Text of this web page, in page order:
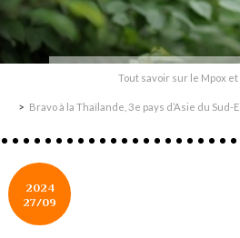
Tout savoir sur le Mpox et
Bravo à la Thaïlande, 3e pays d’Asie du
2024
27/09